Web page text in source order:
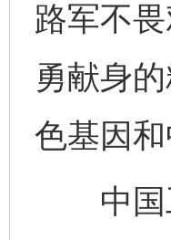
路军不
勇献身
色基因
中国工